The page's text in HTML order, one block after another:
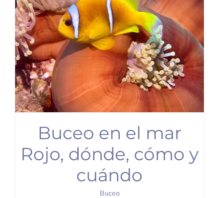
Buceo en el mar
Rojo, dónde, cómo y
cuándo
Buceo